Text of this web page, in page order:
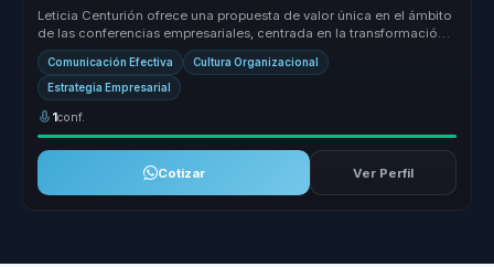
Leticia Centurión ofrece una propuesta de valor única en el ámbito
de las conferencias empresariales, centrada en la transformación
organ...
Comunicación Efectiva Cultura Organizacional
Estrategia Empresarial
1conf.
Cotizar Ver Perfil